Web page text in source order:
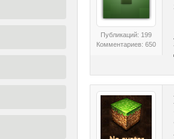
Публикаций: 199
Комментариев: 650